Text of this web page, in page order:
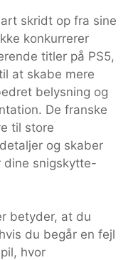
skridt op fra sine
konkurrerer
titler på PS5,
at skabe mere
belysning og
De franske
til store
og skaber
snigskytte-
betyder, at du
du begår en fejl
hvor